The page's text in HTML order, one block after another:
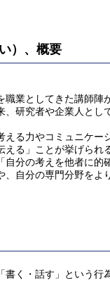
）、概要
職業としてきた講師
、研究者や企業人とし
える力やコミュニケー
える」ことが挙げら
自分の考えを他者に
、自分の専門分野をよ
書く・話す」という